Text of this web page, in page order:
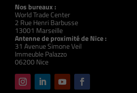
Nos bureaux :
World Trade Center
2 Rue Henri Barbusse
13001 Marseille
Antenne de proximité de Nice :
31 Avenue Simone Veil
Immeuble Palazzo
06200 Nice